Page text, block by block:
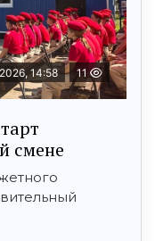
14:58 11
смене